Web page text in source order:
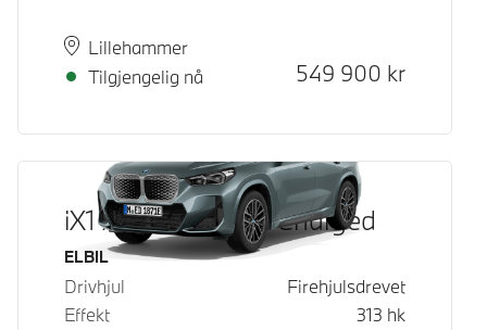
PlassLillehammer
Leveringstid
Tilgjengelig nå
Kontantpris
549 900 kr
iX1 xDrive30 Fully Charged
Drivstoff
ELBIL
Drivhjul
Firehjulsdrevet
Effekt
313 hk